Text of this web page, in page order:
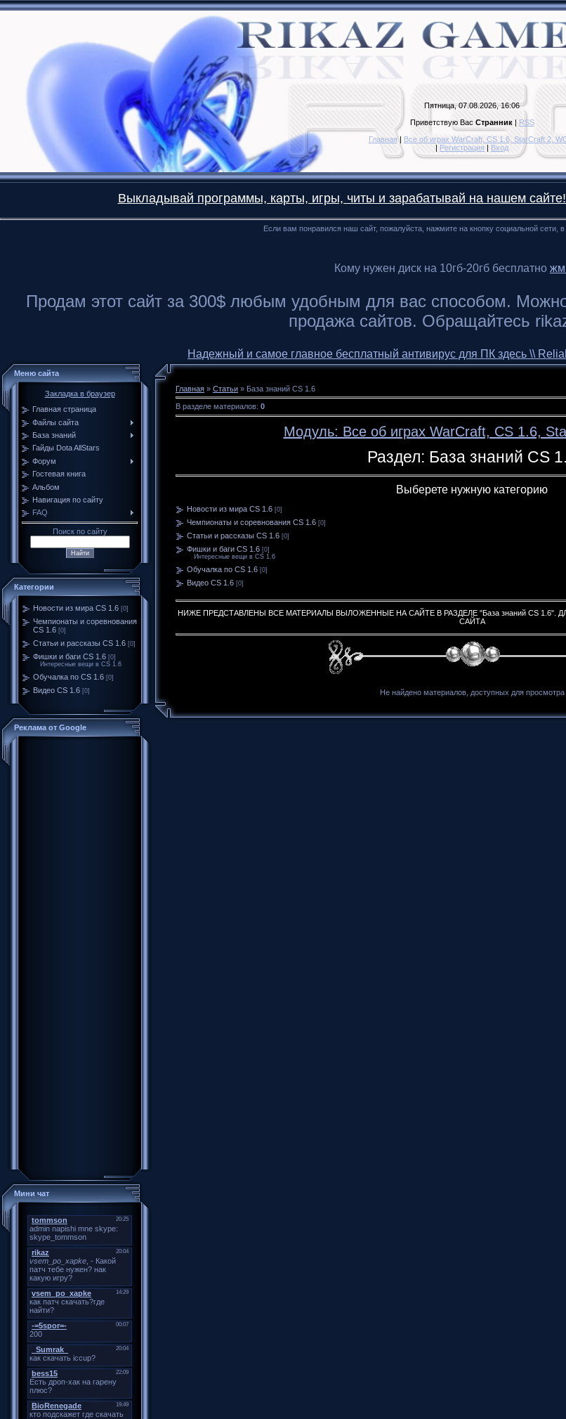
Пятница, 07.08.2026, 16:06
Приветствую Вас Странник| RSS
Главная | Все об играх WarCraft, CS 1.6, StarCraft 2,
| Регистрация | Вход
Выкладывай программы, карты, игры, читы и зарабатывай на нашем
Если вам понравился наш сайт, пожалуйста, нажмите на кнопку социальной сети, в
Кому нужен диск на 10гб-20гб бесплатно
Продам этот сайт за 300$ любым удобным для вас способом.
продажа сайтов. Обращайтесь
Надежный и самое главное бесплатный антивирус для ПК здесь \\
Меню сайта
Закладка в браузер
Главная страница
Файлы сайта
База знаний
Гайды Dota AllStars
Форум
Гостевая книга
Альбом
Навигация по сайту
FAQ
Поиск по сайту
Категории
Новости из мира CS 1.6 [0]
Чемпионаты и соревнования
CS 1.6 [0]
Статьи и рассказы CS 1.6 [0]
Фишки и баги CS 1.6 [0]
Интересные вещи в CS 1.6
Обучалка по CS 1.6 [0]
Видео CS 1.6 [0]
Реклама от Google
Мини чат
Главная » Статьи » База знаний CS 1.6
В разделе материалов: 0
Модуль: Все об играх WarCraft, CS 1.6,
Раздел: База знаний CS
Выберете нужную категорию
Новости из мира CS 1.6 [0]
Чемпионаты и соревнования CS 1.6 [0]
Статьи и рассказы CS 1.6 [0]
Фишки и баги CS 1.6 [0]
Интересные вещи в CS 1.6
Обучалка по CS 1.6 [0]
Видео CS 1.6 [0]
НИЖЕ ПРЕДСТАВЛЕНЫ ВСЕ МАТЕРИАЛЫ ВЫЛОЖЕННЫЕ НА САЙТЕ В РАЗДЕЛЕ "База знаний CS 1.6".
САЙТА
Не найдено материалов, доступных для просмотра